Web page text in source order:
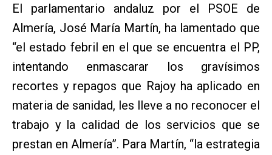
El parlamentario andaluz por el PSOE de
Almería, José María Martín, ha lamentado que
“el estado febril en el que se encuentra el PP,
intentando enmascarar los gravísimos
recortes y repagos que Rajoy ha aplicado en
materia de sanidad, les lleve a no reconocer el
trabajo y la calidad de los servicios que se
prestan en Almería”. Para Martín, “la estrategia